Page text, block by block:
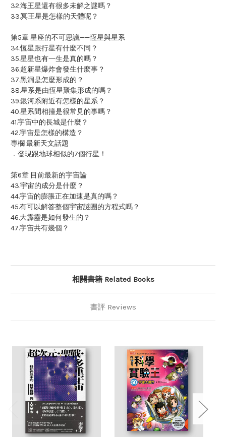
32.海王星還有很多未解之謎嗎？
33.冥王星是怎樣的天體呢？
第5章 星座的不可思議——恆星與星系
34.恆星跟行星有什麼不同？
35.星星也有一生是真的嗎？
36.超新星爆炸會發生什麼事？
37.黑洞是怎麼形成的？
38.星系是由恆星聚集形成的嗎？
39.銀河系附近有怎樣的星系？
40.星系間相撞是很常見的事嗎？
41.宇宙中的長城是什麼？
42.宇宙是怎樣的構造？
專欄 最新天文話題
．發現跟地球相似的7個行星！
第6章 目前最新的宇宙論
43.宇宙的成分是什麼？
44.宇宙的膨脹正在加速是真的嗎？
45.有可以解答整個宇宙謎團的方程式嗎？
46.大霹靂是如何發生的？
47.宇宙共有幾個？
相關書籍 Related Books
書評 Reviews